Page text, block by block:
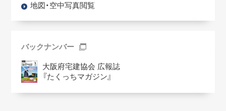
地図・空中写真閲覧
バックナンバー
大阪府宅建協会 広報誌
『たくっちマガジン』